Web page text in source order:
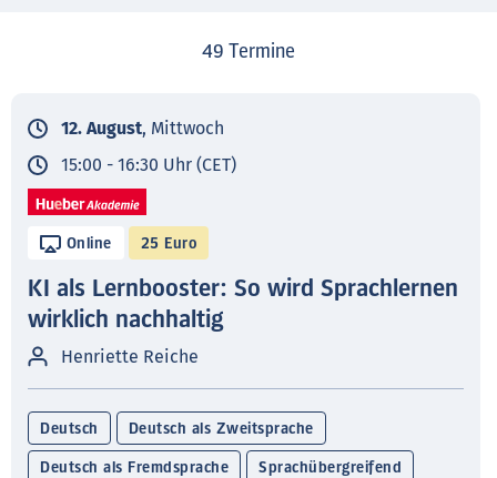
49 Termine
12. August, Mittwoch
15:00 - 16:30 Uhr (CET)
Online 25 Euro
KI als Lernbooster: So wird Sprachlernen
wirklich nachhaltig
Henriette Reiche
Deutsch Deutsch als Zweitsprache
Deutsch als Fremdsprache Sprachübergreifend